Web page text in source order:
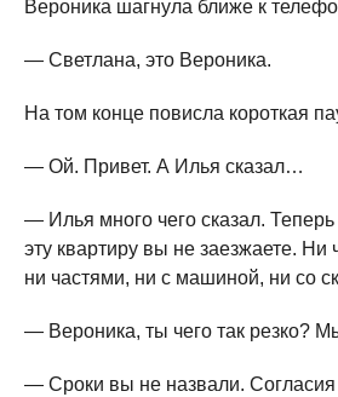
Вероника шагнула ближе к
— Светлана, это Вероника.
На том конце повисла короткая
— Ой. Привет. А Илья сказал…
— Илья много чего сказал.
эту квартиру вы не заезжаете. Ни
ни частями, ни с машиной, ни со
— Вероника, ты чего так резко?
— Сроки вы не назвали.